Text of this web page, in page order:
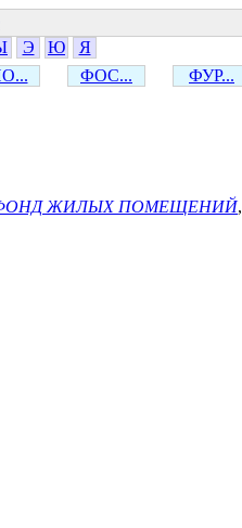
Э Ю
Я
ФОС... ФУР...
ЖИЛЫХ ПОМЕЩЕНИЙ,